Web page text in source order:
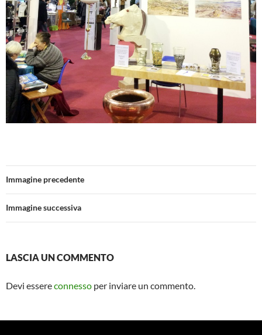
Immagine precedente
Immagine successiva
LASCIA UN COMMENTO
Devi essereconnesso per inviare un commento.